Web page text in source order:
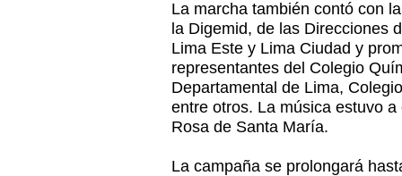
La marcha también contó con
la Digemid, de las Direcciones
Lima Este y Lima Ciudad y
representantes del Colegio
Departamental de Lima,
entre otros. La música estuvo
Rosa de Santa María.
La campaña se prolongará